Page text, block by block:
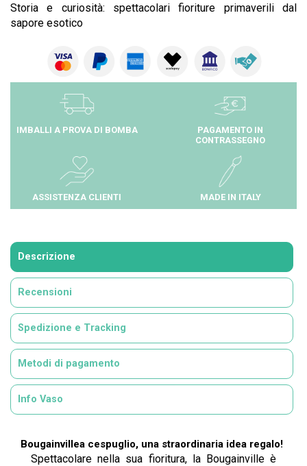
Storia e curiosità: spettacolari fioriture primaverili dal
sapore esotico
IMBALLI A PROVA DI BOMBA
PAGAMENTO IN
CONTRASSEGNO
ASSISTENZA CLIENTI MADE IN ITALY
Descrizione
Recensioni
Spedizione e Tracking
Metodi di pagamento
Info Vaso
Bougainvillea cespuglio, una straordinaria idea regalo!
Spettacolare nella sua fioritura, la Bougainville è